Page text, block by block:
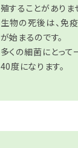
殖することがありま
生物の死後は、免
が始まるのです。
多くの細菌にとっ
40度になります。